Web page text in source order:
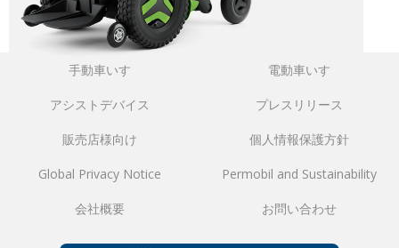
手動車いす 電動車いす
アシストデバイス プレスリリース
販売店様向け 個人情報保護方針
Global Privacy Notice Permobil and Sustainability
会社概要 お問い合わせ